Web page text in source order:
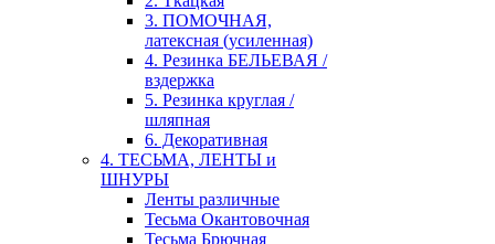
3. ПОМОЧНАЯ,
латексная (усиленная)
4. Резинка БЕЛЬЕВАЯ /
вздержка
5. Резинка круглая /
шляпная
6. Декоративная
4. ТЕСЬМА, ЛЕНТЫ и
ШНУРЫ
Ленты различные
Тесьма Окантовочная
Тесьма Брючная